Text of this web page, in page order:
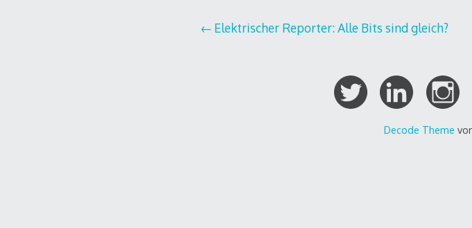
Beitragsnavigation
Elektrischer Reporter: Alle Bits sind gleich?
Decode Theme